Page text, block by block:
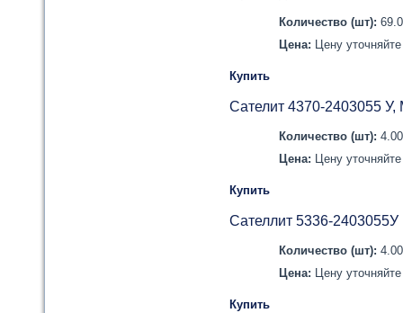
Количество (шт):
Цена: Цену
Купить
Сателит 4370-2403055
Количество (шт):
Цена: Цену
Купить
Сателлит 5336-
Количество (шт):
Цена: Цену
Купить